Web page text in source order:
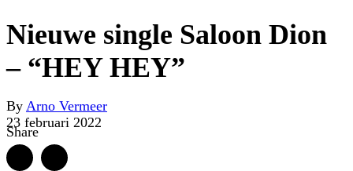
Nieuwe single Saloon Dion
– “HEY HEY”
By Arno Vermeer
23 februari 2022
Share